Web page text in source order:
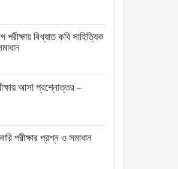
পরীক্ষায় বিখ্যাত কবি সাহিত্যিক
আসা প্রশ্নোত্তর –
পরীক্ষার প্রশ্ন ও সমাধান